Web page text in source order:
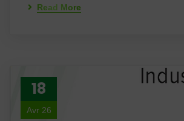
Read More
18
Avr 26